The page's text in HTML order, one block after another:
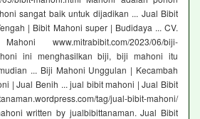
sangat baik untuk dijadikan ... Jual Bibit
| Bibit Mahoni super | Budidaya ... CV.
www.mitrabibit.com/2023/06/biji-
ini menghasilkan biji, biji mahoni itu
... Biji Mahoni Unggulan | Kecambah
| Jual Benih ... jual bibit mahoni | Jual Bibit
tag/jual-bibit-mahoni/
written by jualbibittanaman. Jual Bibit